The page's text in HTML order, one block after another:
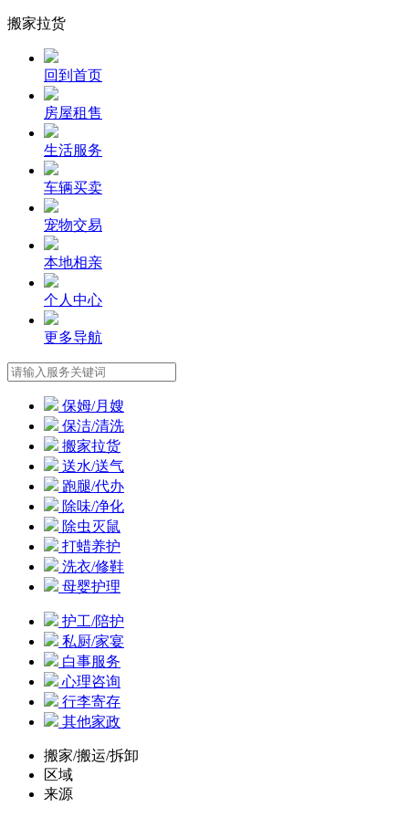
搬家拉货
回到首页
房屋租售
生活服务
车辆买卖
宠物交易
本地相亲
个人中心
更多导航
保姆/月嫂
保洁/清洗
搬家拉货
送水/送气
跑腿/代办
除味/净化
除虫灭鼠
打蜡养护
洗衣/修鞋
母婴护理
护工/陪护
私厨/家宴
白事服务
心理咨询
行李寄存
其他家政
搬家/搬运/拆卸
区域
来源